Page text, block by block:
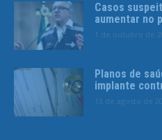
Casos
aumentar no
1 de outubro de
Planos de
implante
13 de agosto de